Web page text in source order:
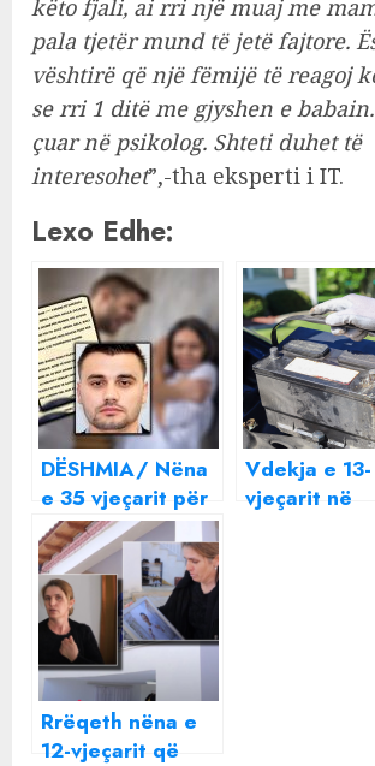
këto fjali, ai rri një muaj me
pala tjetër mund të jetë fajtore.
vështirë që një fëmijë të reagoj
se rri 1 ditë me gjyshen e babain.
çuar në psikolog. Shteti duhet të
interesohet”,-tha eksperti i IT.
Lexo Edhe:
DËSHMIA/ Nëna
e 35 vjeçarit për
gruan e Jetnorit:
Është një vajzë e
rregullt dhe e
ndershme!
Vdekja e 13-
vjeçarit në
Rrëqeth nëna e
12-vjeçarit që